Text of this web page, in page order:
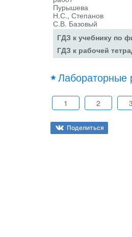
ГДЗ к учебнику по
ГДЗ к рабочей
Лабораторные
1 2 3
Поделиться